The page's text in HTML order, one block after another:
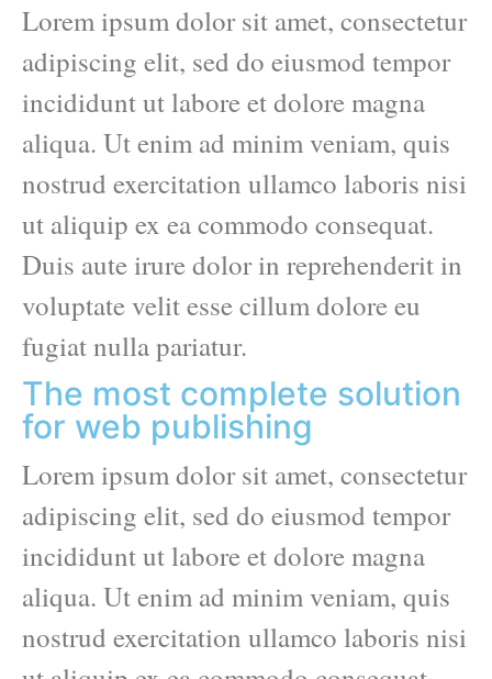
Lorem ipsum dolor sit amet, consectetur
adipiscing elit, sed do eiusmod tempor
incididunt ut labore et dolore magna
aliqua. Ut enim ad minim veniam, quis
nostrud exercitation ullamco laboris nisi
ut aliquip ex ea commodo consequat.
Duis aute irure dolor in reprehenderit in
voluptate velit esse cillum dolore eu
fugiat nulla pariatur.
The most complete solution
for web publishing
Lorem ipsum dolor sit amet, consectetur
adipiscing elit, sed do eiusmod tempor
incididunt ut labore et dolore magna
aliqua. Ut enim ad minim veniam, quis
nostrud exercitation ullamco laboris nisi